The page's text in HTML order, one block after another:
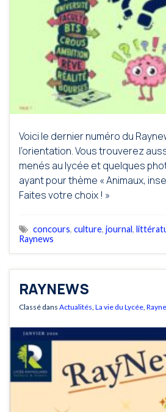
Voici le dernier numéro du
l’orientation. Vous trouverez
menés au lycée et quelques
ayant pour thème « Animaux,
Faites votre choix ! »
concours, culture, journal,
Raynews
RAYNEWS
Classé dans Actualités, La vie du Lycée,